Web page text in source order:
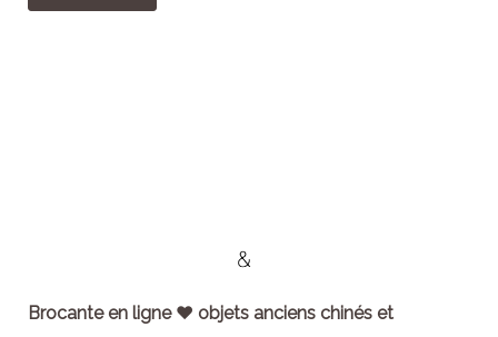
Brocante en ligne ♥ objets anciens chinés et